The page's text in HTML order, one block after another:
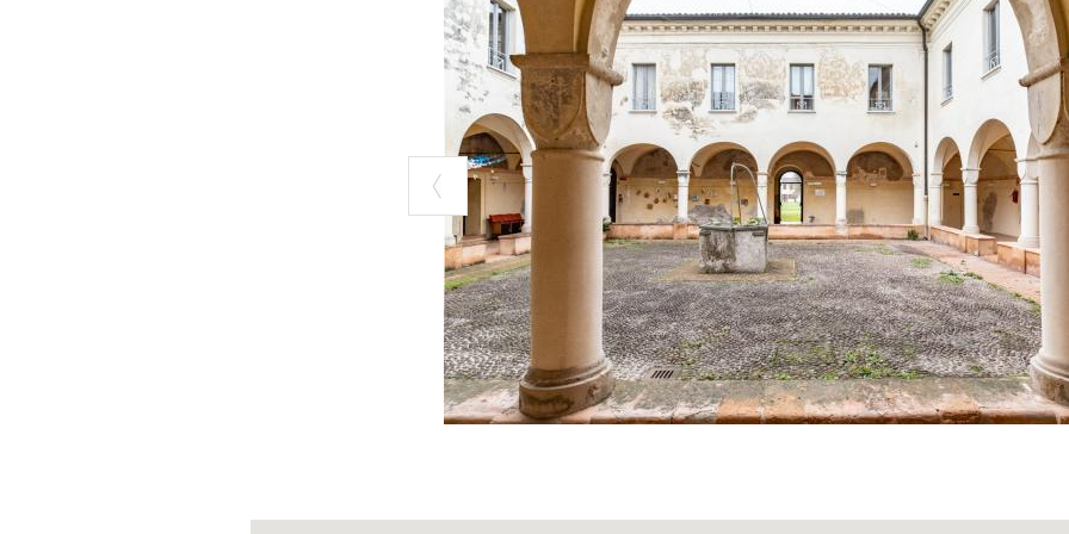
frati Carmelitani della Congregazione di Mantova, seguaci della
Sant’Alberto Abate, che ne furono i custodi più longevi e incisivi.
Sotto i Carmelitani, il convento divenne un centro di preghiera, studio e
si formavano giovani religiosi, si offriva assistenza spirituale ai fedeli e si
importanti opere d’arte legate alla devozione mariana e carmelitana.
IL CICLO DI AFFRESCHI DI PIETRO
MAZZOCCOLI
Tra i tesori più preziosi dell’ex convento figurano gliaffreschi realizzati
dal pittorePietro Mazzoccoli, artista carpigiano di formazione
Nato nel 1705, Mazzoccoli si formò presso l’Accademia Clementina di
Paolo Ippoliti da Gazoldo, dedicandosi a numerose committenze nelle ville